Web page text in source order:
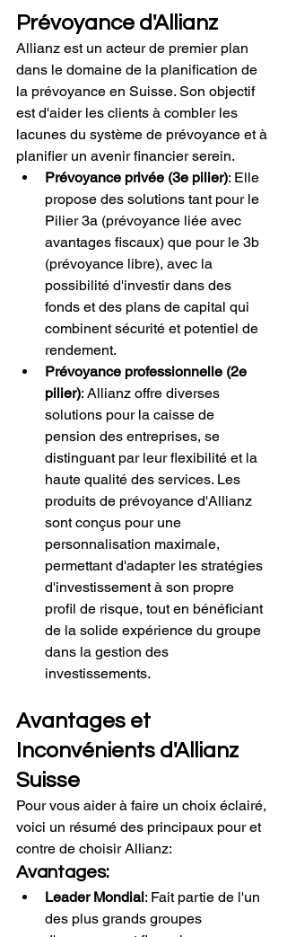
Prévoyance d'Allianz
Allianz est un acteur de premier plan
dans le domaine de la planification de
la prévoyance en Suisse. Son objectif
est d'aider les clients à combler les
lacunes du système de prévoyance et à
planifier un avenir financier serein.
Prévoyance privée (3e pilier): Elle
propose des solutions tant pour le
Pilier 3a (prévoyance liée avec
avantages fiscaux) que pour le 3b
(prévoyance libre), avec la
possibilité d'investir dans des
fonds et des plans de capital qui
combinent sécurité et potentiel de
rendement.
Prévoyance professionnelle (2e
pilier): Allianz offre diverses
solutions pour la caisse de
pension des entreprises, se
distinguant par leur flexibilité et la
haute qualité des services. Les
produits de prévoyance d'Allianz
sont conçus pour une
personnalisation maximale,
permettant d'adapter les stratégies
d'investissement à son propre
profil de risque, tout en bénéficiant
de la solide expérience du groupe
dans la gestion des
investissements.
Avantages et
Inconvénients d'Allianz
Suisse
Pour vous aider à faire un choix éclairé,
voici un résumé des principaux pour et
contre de choisir Allianz:
Avantages:
Leader Mondial: Fait partie de l'un
des plus grands groupes